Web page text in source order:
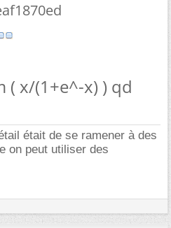
( x/(1+e^-x) ) qd
était de se ramener à des
on peut utiliser des